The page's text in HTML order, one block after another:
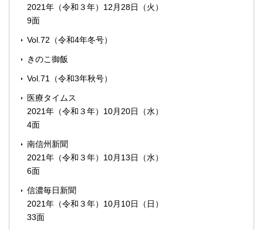
2021年（令和３年）12月28日（火）
9面
Vol.72（令和4年冬号）
きのこ御飯
Vol.71（令和3年秋号）
医療タイムス
2021年（令和３年）10月20日（水）
4面
南信州新聞
2021年（令和３年）10月13日（水）
6面
信濃毎日新聞
2021年（令和３年）10月10日（日）
33面